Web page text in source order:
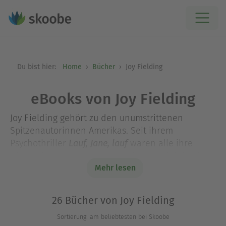
Du bist hier: Home Bücher Joy Fielding
eBooks von Joy Fielding
Joy Fielding gehört zu den unumstrittenen
Spitzenautorinnen Amerikas. Seit ihrem
mit ihrem Mann und zwei Töchtern in Toronto,
Werkauswahl:
Lebenslang ist nicht genug(1986)
Mehr lesen
26 Bücher von Joy Fielding
Sortierung: am beliebtesten bei Skoobe